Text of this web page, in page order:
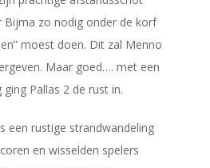
Bijma zo nodig onder de korf
moest doen. Dit zal Menno
Maar goed…. met een
Pallas 2 de rust in.
een rustige strandwandeling
en wisselden spelers